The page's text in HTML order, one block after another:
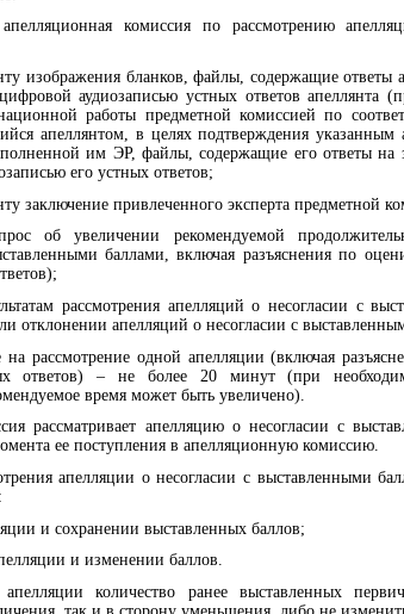
комиссия по рассмотрению
изображения бланков, файлы, содержащие ответы
аудиозаписью устных ответов апеллянта
работы предметной комиссией по
апеллянтом, в целях подтверждения указанным
им ЭР, файлы, содержащие его ответы
его устных ответов;
заключение привлеченного эксперта предметной
об увеличении рекомендуемой
баллами, включая разъяснения по
рассмотрения апелляций о несогласии с
отклонении апелляций о несогласии с
на рассмотрение одной апелляции (включая
ответов) – не более 20 минут (при
время может быть увеличено).
рассматривает апелляцию о несогласии с
ее поступления в апелляционную комиссию.
апелляции о несогласии с выставленными
и сохранении выставленных баллов;
и изменении баллов.
количество ранее выставленных